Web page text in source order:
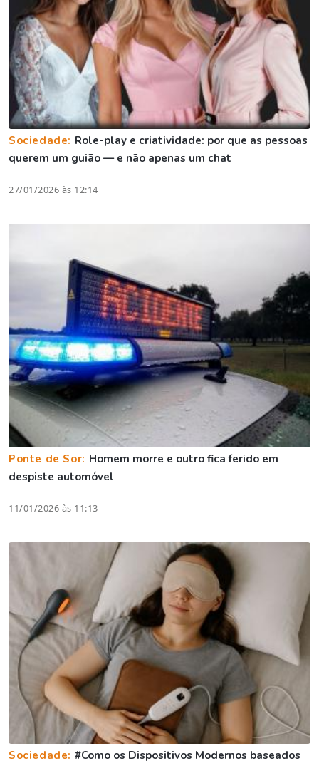
Sociedade: Role-play e criatividade: por que as pessoas
querem um guião — e não apenas um chat
27/01/2026 às 12:14
Ponte de Sor: Homem morre e outro fica ferido em
despiste automóvel
11/01/2026 às 11:13
Sociedade: #Como os Dispositivos Modernos baseados